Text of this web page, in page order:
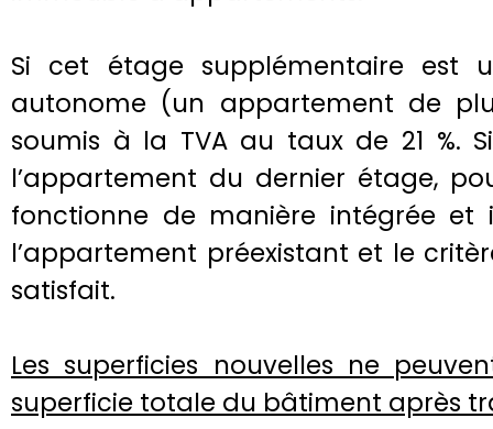
Si cet étage supplémentaire est
autonome (un appartement de
soumis à la TVA au taux de 21 %.
l’appartement du dernier étage,
fonctionne de manière intégrée et
l’appartement préexistant et le
satisfait.
Les superficies nouvelles ne
superficie totale du bâtiment après